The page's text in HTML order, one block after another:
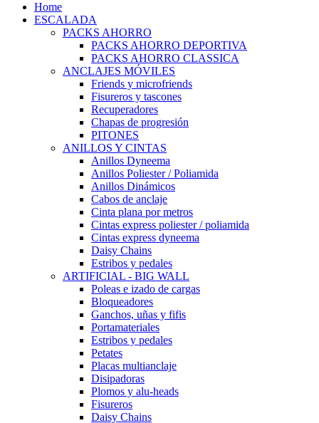
Home
ESCALADA
PACKS AHORRO
PACKS AHORRO DEPORTIVA
PACKS AHORRO CLASSICA
ANCLAJES MÓVILES
Friends y microfriends
Fisureros y tascones
Recuperadores
Chapas de progresión
PITONES
ANILLOS Y CINTAS
Anillos Dyneema
Anillos Poliester / Poliamida
Anillos Dinámicos
Cabos de anclaje
Cinta plana por metros
Cintas express poliester / poliamida
Cintas express dyneema
Daisy Chains
Estribos y pedales
ARTIFICIAL - BIG WALL
Poleas e izado de cargas
Bloqueadores
Ganchos, uñas y fifis
Portamateriales
Estribos y pedales
Petates
Placas multianclaje
Disipadoras
Plomos y alu-heads
Fisureros
Daisy Chains